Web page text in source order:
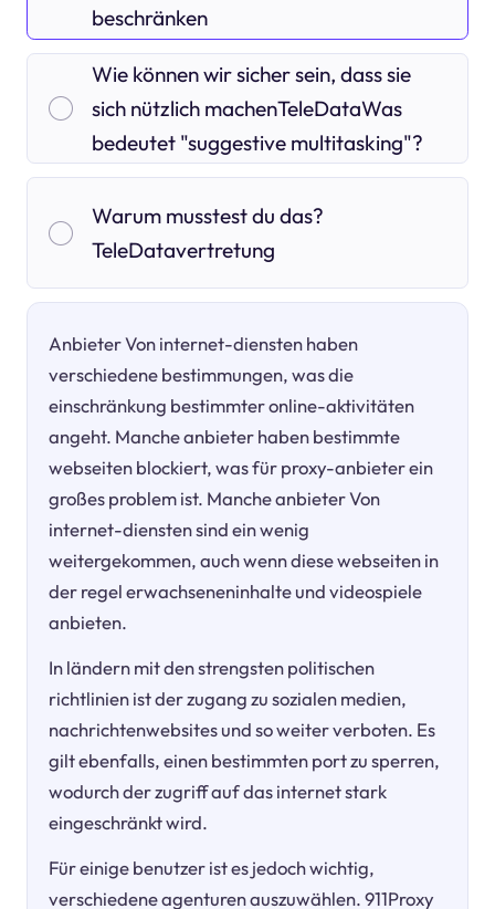
beschränken
Wie können wir sicher sein, dass sie
sich nützlich machenTeleDataWas
bedeutet "suggestive multitasking"?
Warum musstest du das?
TeleDatavertretung
Anbieter Von internet-diensten haben
verschiedene bestimmungen, was die
einschränkung bestimmter online-aktivitäten
angeht. Manche anbieter haben bestimmte
webseiten blockiert, was für proxy-anbieter ein
großes problem ist. Manche anbieter Von
internet-diensten sind ein wenig
weitergekommen, auch wenn diese webseiten in
der regel erwachseneninhalte und videospiele
anbieten.
In ländern mit den strengsten politischen
richtlinien ist der zugang zu sozialen medien,
nachrichtenwebsites und so weiter verboten. Es
gilt ebenfalls, einen bestimmten port zu sperren,
wodurch der zugriff auf das internet stark
eingeschränkt wird.
Für einige benutzer ist es jedoch wichtig,
verschiedene agenturen auszuwählen. 911Proxy